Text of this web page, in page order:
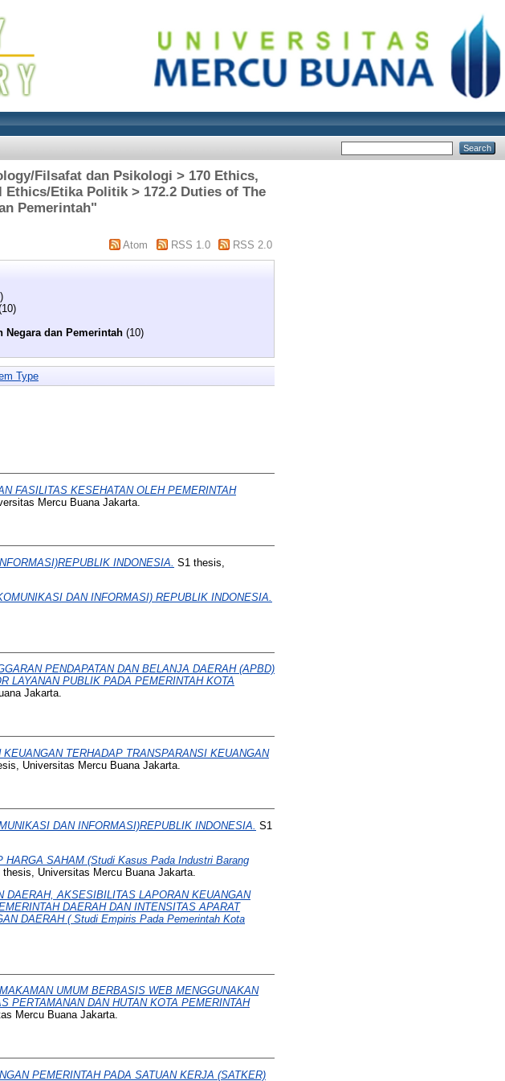
Filsafat dan Psikologi > 170 Ethics,
Etika Politik > 172.2 Duties of The
Pemerintah"
Atom RSS 1.0 RSS 2.0
Negara dan Pemerintah (10)
Type
FASILITAS KESEHATAN OLEH PEMERINTAH
Mercu Buana Jakarta.
INDONESIA. S1 thesis,
DAN INFORMASI) REPUBLIK INDONESIA.
PENDAPATAN DAN BELANJA DAERAH (APBD)
LAYANAN PUBLIK PADA PEMERINTAH KOTA
Jakarta.
TERHADAP TRANSPARANSI KEUANGAN
Universitas Mercu Buana Jakarta.
DAN INFORMASI)REPUBLIK INDONESIA. S1
SAHAM (Studi Kasus Pada Industri Barang
thesis, Universitas Mercu Buana Jakarta.
DAERAH, AKSESIBILITAS LAPORAN KEUANGAN
DAERAH DAN INTENSITAS APARAT
DAERAH ( Studi Empiris Pada Pemerintah Kota
UMUM BERBASIS WEB MENGGUNAKAN
PERTAMANAN DAN HUTAN KOTA PEMERINTAH
Mercu Buana Jakarta.
PEMERINTAH PADA SATUAN KERJA (SATKER)